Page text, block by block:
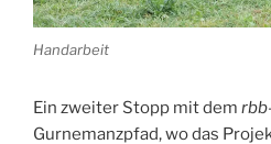
Handarbeit
Ein zweiter Stopp mit dem rbb
Gurnemanzpfad, wo das